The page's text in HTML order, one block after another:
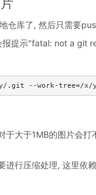
仓库了, 然后只需要
报提示"fatal: not a git
于大于1MB的图片会打
进行压缩处理, 这里依